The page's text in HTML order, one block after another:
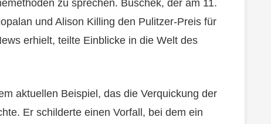
zu sprechen. Buschek, der am 11.
und Alison Killing den Pulitzer-Preis für
erhielt, teilte Einblicke in die Welt des
aktuellen Beispiel, das die Verquickung der
Er schilderte einen Vorfall, bei dem ein